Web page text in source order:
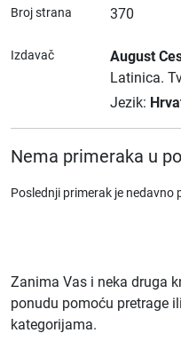
Broj strana 370
Izdavač August
Latinica.
Jezik:
Nema primeraka u
Poslednji primerak je nedavno
Zanima Vas i neka druga
ponudu pomoću pretrage
kategorijama.